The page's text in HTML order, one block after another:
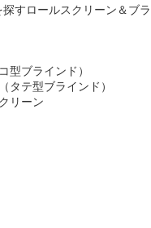
ロールスクリーン＆ブラ
型ブラインド）
タテ型ブラインド）
リーン